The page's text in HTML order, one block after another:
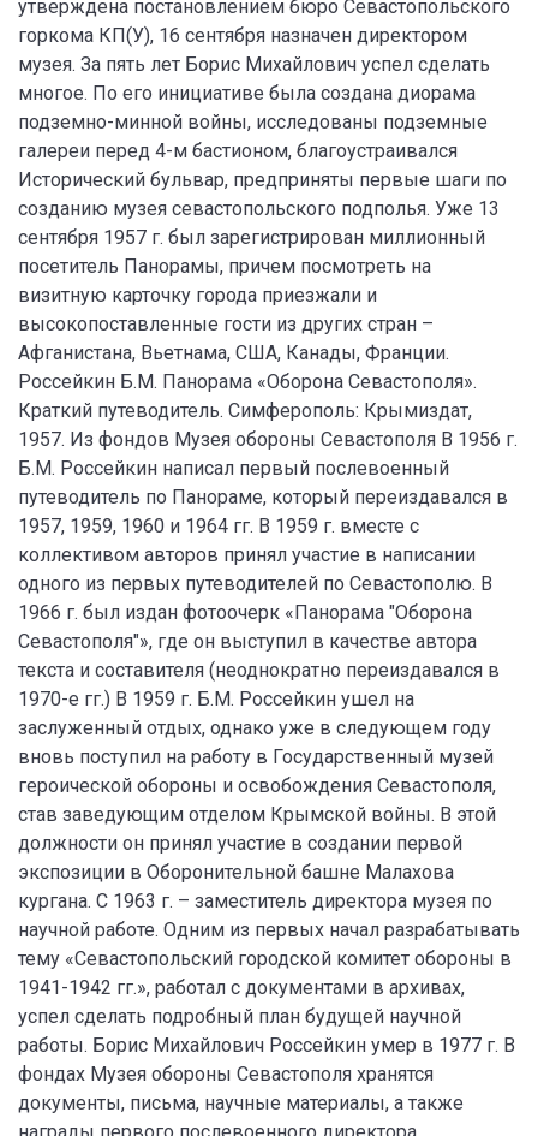
утверждена постановлением бюро Севастопольского
горкома КП(У), 16 сентября назначен директором
музея. За пять лет Борис Михайлович успел сделать
многое. По его инициативе была создана диорама
подземно-минной войны, исследованы подземные
галереи перед 4-м бастионом, благоустраивался
Исторический бульвар, предприняты первые шаги по
созданию музея севастопольского подполья. Уже 13
сентября 1957 г. был зарегистрирован миллионный
посетитель Панорамы, причем посмотреть на
визитную карточку города приезжали и
высокопоставленные гости из других стран –
Афганистана, Вьетнама, США, Канады, Франции.
Россейкин Б.М. Панорама «Оборона Севастополя».
Краткий путеводитель. Симферополь: Крымиздат,
1957. Из фондов Музея обороны Севастополя В 1956 г.
Б.М. Россейкин написал первый послевоенный
путеводитель по Панораме, который переиздавался в
1957, 1959, 1960 и 1964 гг. В 1959 г. вместе с
коллективом авторов принял участие в написании
одного из первых путеводителей по Севастополю. В
1966 г. был издан фотоочерк «Панорама "Оборона
Севастополя"», где он выступил в качестве автора
текста и составителя (неоднократно переиздавался в
1970-е гг.) В 1959 г. Б.М. Россейкин ушел на
заслуженный отдых, однако уже в следующем году
вновь поступил на работу в Государственный музей
героической обороны и освобождения Севастополя,
став заведующим отделом Крымской войны. В этой
должности он принял участие в создании первой
экспозиции в Оборонительной башне Малахова
кургана. С 1963 г. – заместитель директора музея по
научной работе. Одним из первых начал разрабатывать
тему «Севастопольский городской комитет обороны в
1941-1942 гг.», работал с документами в архивах,
успел сделать подробный план будущей научной
работы. Борис Михайлович Россейкин умер в 1977 г. В
фондах Музея обороны Севастополя хранятся
документы, письма, научные материалы, а также